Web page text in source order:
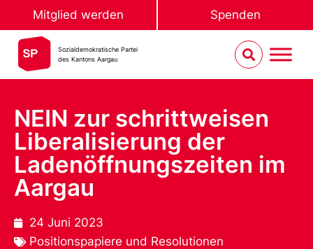
Mitglied werden Spenden
Sozialdemokratische Partei
des Kantons Aargau
NEIN zur schrittweisen
Liberalisierung der
Ladenöffnungszeiten im
Aargau
24 Juni 2023
Positionspapiere und Resolutionen